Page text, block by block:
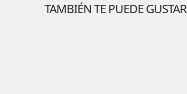
TAMBIÉN TE PUEDE GUSTAR